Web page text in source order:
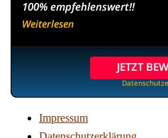
100% empfehlenswert!!
Weiterlesen
JETZT
Impressum